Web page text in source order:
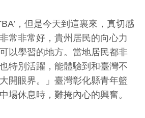
，但是今天到這裏來，真切感
常非常好，貴州居民的向心力
以學習的地方。當地居民都非
特別活躍，能體驗到和臺灣不
開眼界。」臺灣彰化縣青年籃
場休息時，難掩內心的興奮。